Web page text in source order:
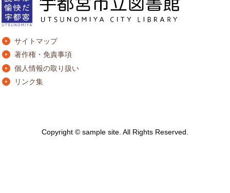
サイトマップ
著作権・免責事項
個人情報の取り扱い
リンク集
Copyright © sample site. All Rights Reserved.